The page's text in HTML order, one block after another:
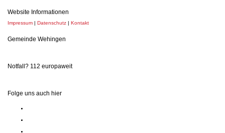
Website Informationen
Impressum | Datenschutz | Kontakt
Gemeinde Wehingen
Notfall? 112 europaweit
Folge uns auch hier